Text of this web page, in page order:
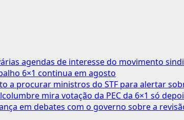
agendas de interesse do movimento
6×1 continua em agosto
a procurar ministros do STF para alertar
mira votação da PEC da 6×1 só
em debates com o governo sobre a